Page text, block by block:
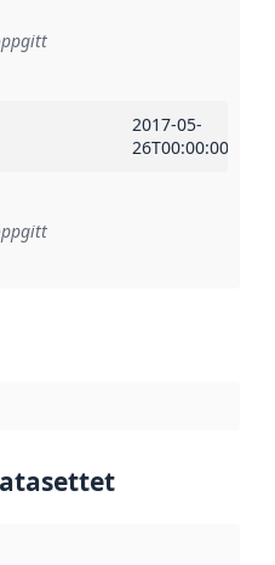
2017-05-
26T00:00:00Z
til ei implementeringsregel eller